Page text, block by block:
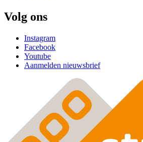
Volg ons
Instagram
Facebook
Youtube
Aanmelden nieuwsbrief